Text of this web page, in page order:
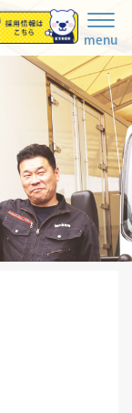
menu